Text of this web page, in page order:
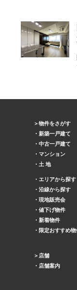
物件をさがす
新築一戸建て
中古一戸建て
マンション
土 地
エリアから探す
沿線から探す
現地販売会
値下げ物件
新着物件
限定おすすめ物
店舗
店舗案内